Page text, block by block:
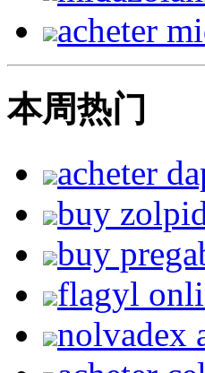
acheter
本周热门
acheter
buy
buy
flagyl
nolvadex